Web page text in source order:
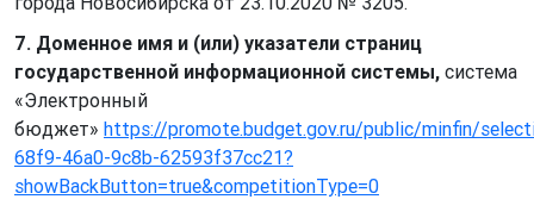
7. Доменное имя и (или) указатели страниц
государственной информационной системы, система
«Электронный
бюджет» https://promote.budget.gov.ru/public/minfin/
68f9-46a0-9c8b-62593f37cc21?
showBackButton=true&competitionType=0